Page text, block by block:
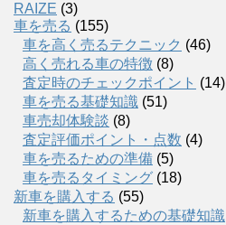
RAIZE (3)
車を売る (155)
車を高く売るテクニック (46)
高く売れる車の特徴 (8)
査定時のチェックポイント (14)
車を売る基礎知識 (51)
車売却体験談 (8)
査定評価ポイント・点数 (4)
車を売るための準備 (5)
車を売るタイミング (18)
新車を購入する (55)
新車を購入するための基礎知識